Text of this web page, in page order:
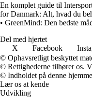
En komplet guide til
for Danmark: Alt, hvad du
• GreenMind: Den bedste
Del med hjertet
X
Facebook
© Ophavsretligt beskyttet
© Rettighederne tilhører os.
© Indholdet på denne
Lær os at kende
Udvikling